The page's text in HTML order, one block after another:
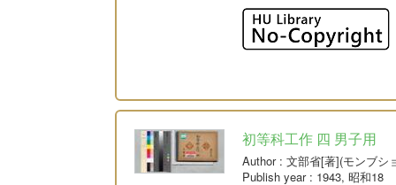
初等科工作 四 男子用
Author: 文部省[著](モンブシ
Publish year: 1943, 昭和18